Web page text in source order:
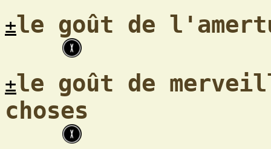
±le goût de
±le goût de
choses